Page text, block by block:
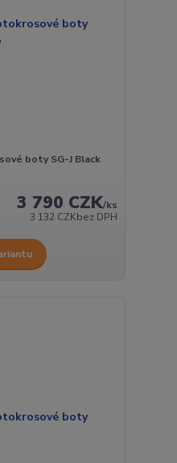
boty SG-J Black
3 790 CZK/ks
3 132 CZKbez DPH